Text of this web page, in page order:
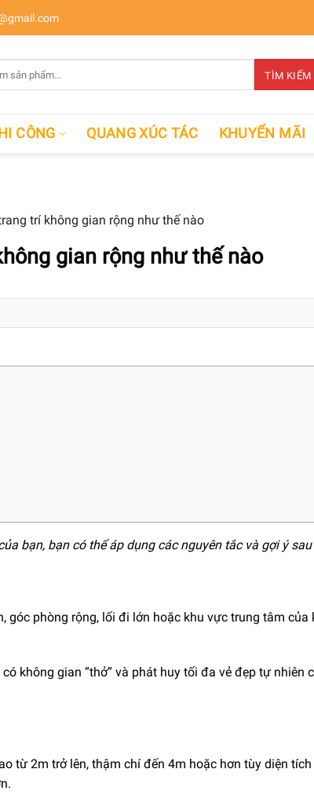
TÌM KIẾM
CÔNG QUANG XÚC TÁC KHUYẾN MÃI
trí không gian rộng như thế nào
gian rộng như thế nào
bạn, bạn có thể áp dụng các nguyên tắc và gợi ý
phòng rộng, lối đi lớn hoặc khu vực trung tâm của
không gian “thở” và phát huy tối đa vẻ đẹp tự nhiên
từ 2m trở lên, thậm chí đến 4m hoặc hơn tùy diện